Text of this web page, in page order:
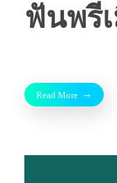
ฟันพรี
Read More